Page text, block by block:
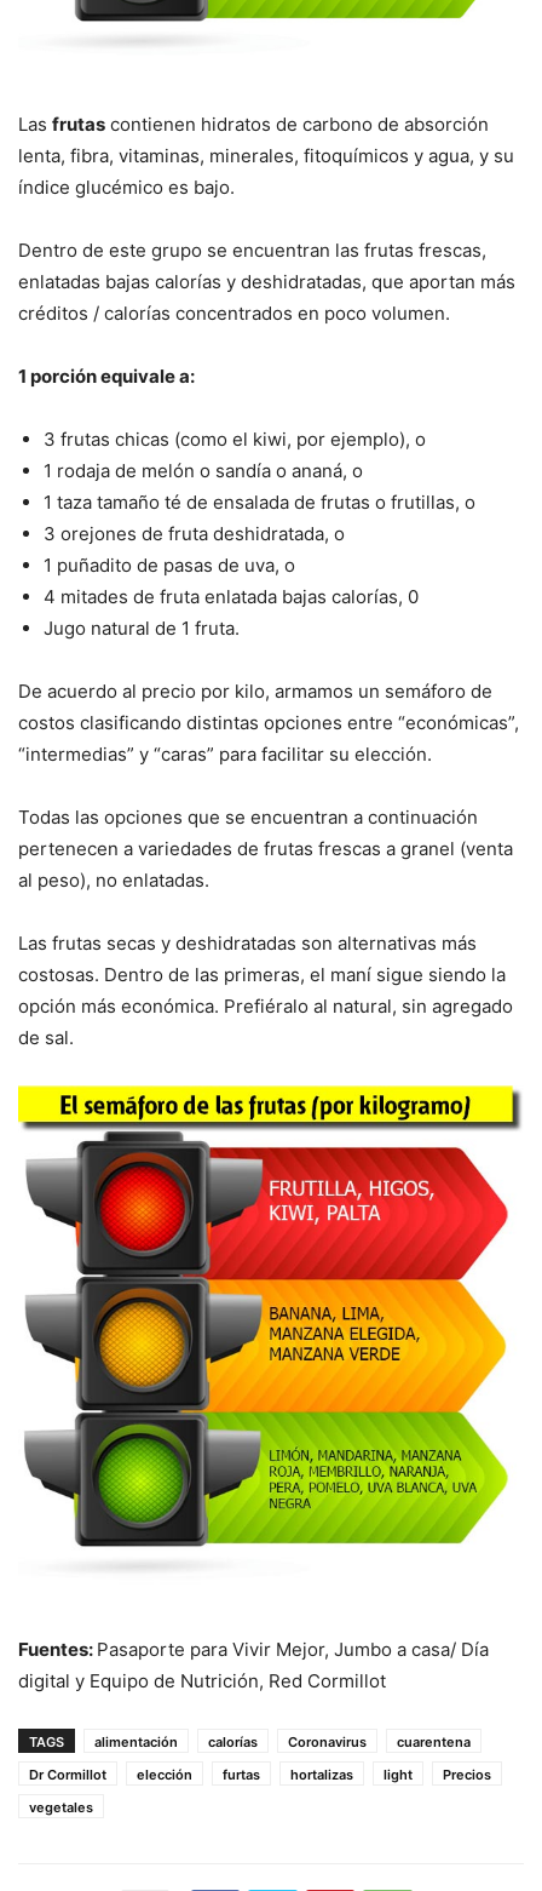
Las frutas contienen hidratos de carbono de absorción
lenta, fibra, vitaminas, minerales, fitoquímicos y agua, y su
índice glucémico es bajo.
Dentro de este grupo se encuentran las frutas frescas,
enlatadas bajas calorías y deshidratadas, que aportan más
créditos / calorías concentrados en poco volumen.
1 porción equivale a:
3 frutas chicas (como el kiwi, por ejemplo), o
1 rodaja de melón o sandía o ananá, o
1 taza tamaño té de ensalada de frutas o frutillas, o
3 orejones de fruta deshidratada, o
1 puñadito de pasas de uva, o
4 mitades de fruta enlatada bajas calorías, 0
Jugo natural de 1 fruta.
De acuerdo al precio por kilo, armamos un semáforo de
costos clasificando distintas opciones entre “económicas”,
“intermedias” y “caras” para facilitar su elección.
Todas las opciones que se encuentran a continuación
pertenecen a variedades de frutas frescas a granel (venta
al peso), no enlatadas.
Las frutas secas y deshidratadas son alternativas más
costosas. Dentro de las primeras, el maní sigue siendo la
opción más económica. Prefiéralo al natural, sin agregado
de sal.
Fuentes: Pasaporte para Vivir Mejor, Jumbo a casa/ Día
digital y Equipo de Nutrición, Red Cormillot
TAGS alimentación calorías Coronavirus
cuarentena
Dr Cormillot
elección furtas hortalizas light
Precios
vegetales